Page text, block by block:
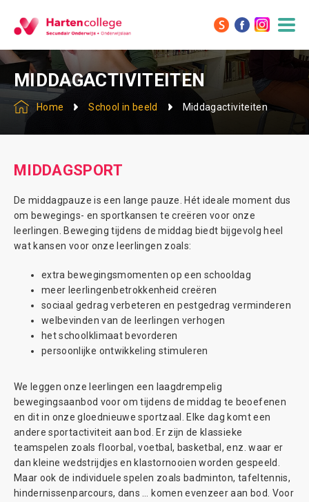
MIDDAGACTIVITEITEN
Home School in beeld Middagactiviteiten
MIDDAGSPORT
De middagpauze is een lange pauze. Hét ideale moment dus
om bewegings- en sportkansen te creëren voor onze
leerlingen. Beweging tijdens de middag biedt bijgevolg heel
wat kansen voor onze leerlingen zoals:
extra bewegingsmomenten op een schooldag
meer leerlingenbetrokkenheid creëren
sociaal gedrag verbeteren en pestgedrag verminderen
welbevinden van de leerlingen verhogen
het schoolklimaat bevorderen
persoonlijke ontwikkeling stimuleren
We leggen onze leerlingen een laagdrempelig
bewegingsaanbod voor om tijdens de middag te beoefenen
en dit in onze gloednieuwe sportzaal. Elke dag komt een
andere sportactiviteit aan bod. Er zijn de klassieke
teamspelen zoals floorbal, voetbal, basketbal, enz. waar er
dan kleine wedstrijdjes en klastornooien worden gespeeld.
Maar ook de individuele spelen zoals badminton, tafeltennis,
hindernissenparcours, dans … komen evenzeer aan bod. Voor